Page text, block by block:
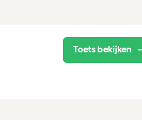
Toets bekijken